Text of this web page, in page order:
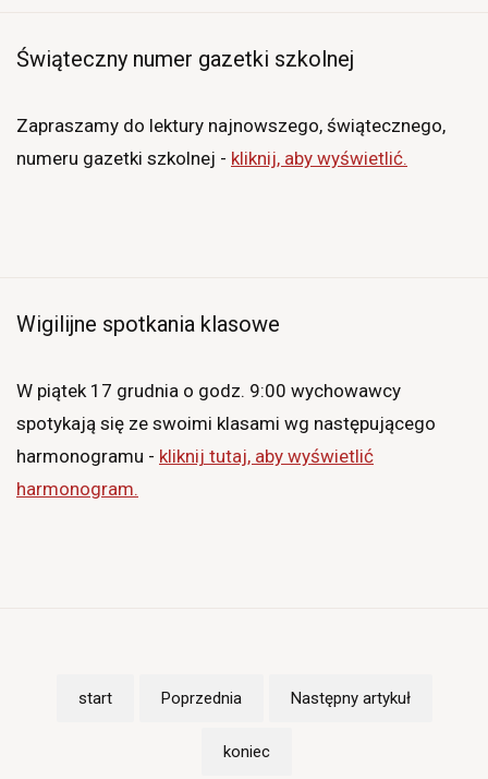
Świąteczny numer gazetki szkolnej
Zapraszamy do lektury najnowszego, świątecznego,
numeru gazetki szkolnej - kliknij, aby wyświetlić.
Wigilijne spotkania klasowe
W piątek 17 grudnia o godz. 9:00 wychowawcy
spotykają się ze swoimi klasami wg następującego
harmonogramu - kliknij tutaj, aby wyświetlić
harmonogram.
start Poprzednia Następny artykuł
koniec